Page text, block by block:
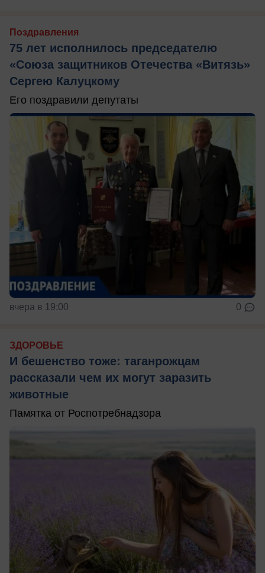
Поздравления
75 лет исполнилось председателю
«Союза защитников Отечества «Витязь»
Сергею Калуцкому
Его поздравили депутаты
вчера в 19:00 0
ЗДОРОВЬЕ
И бешенство тоже: таганрожцам
рассказали чем их могут заразить
животные
Памятка от Роспотребнадзора